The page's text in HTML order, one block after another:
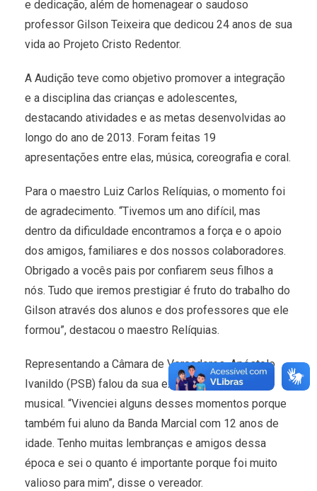
e dedicação, além de homenagear o saudoso
professor Gilson Teixeira que dedicou 24 anos de sua
vida ao Projeto Cristo Redentor.
A Audição teve como objetivo promover a integração
e a disciplina das crianças e adolescentes,
destacando atividades e as metas desenvolvidas ao
longo do ano de 2013. Foram feitas 19
apresentações entre elas, música, coreografia e coral.
Para o maestro Luiz Carlos Relíquias, o momento foi
de agradecimento. “Tivemos um ano difícil, mas
dentro da dificuldade encontramos a força e o apoio
dos amigos, familiares e dos nossos colaboradores.
Obrigado a vocês pais por confiarem seus filhos a
nós. Tudo que iremos prestigiar é fruto do trabalho do
Gilson através dos alunos e dos professores que ele
formou”, destacou o maestro Relíquias.
Representando a Câmara de Vereadores, Apóstolo
Ivanildo (PSB) falou da sua experiência no projeto
musical. “Vivenciei alguns desses momentos porque
também fui aluno da Banda Marcial com 12 anos de
idade. Tenho muitas lembranças e amigos dessa
época e sei o quanto é importante porque foi muito
valioso para mim”, disse o vereador.